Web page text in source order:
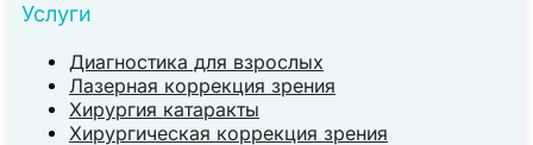
Услуги
Диагностика для взрослых
Лазерная коррекция зрения
Хирургия катаракты
Хирургическая коррекция зрения